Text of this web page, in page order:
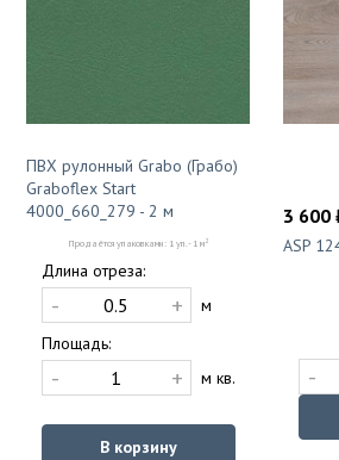
ПВХ рулонный Grabo (Грабо)
Graboflex Start
4000_660_279 - 2 м
Продаётся упаковками: 1 уп. - 1 м2
Длина отреза:
- +
м
Площадь:
- + м кв.
В корзину
3 600
ASP
-